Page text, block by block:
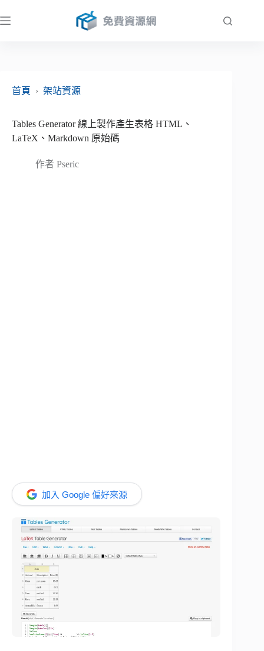
至
首頁
› 架站資源
Tables Generator 線上製作產生表格 HTML、
LaTeX、Markdown 原始碼
作者 Pseric
加入 Google 偏好來源